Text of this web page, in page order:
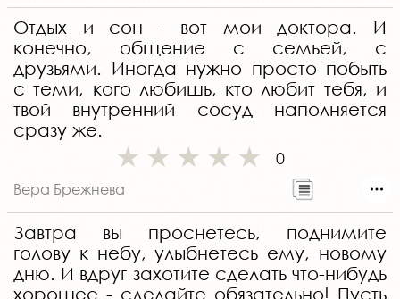
Отдых и сон - вот мои доктора. И
конечно, общение с семьей, с
друзьями. Иногда нужно просто побыть
с теми, кого любишь, кто любит тебя, и
твой внутренний сосуд наполняется
сразу же.
0
Вера Брежнева
Завтра вы проснетесь, поднимите
голову к небу, улыбнетесь ему, новому
дню. И вдруг захотите сделать что-нибудь
хорошее - сделайте обязательно! Пусть